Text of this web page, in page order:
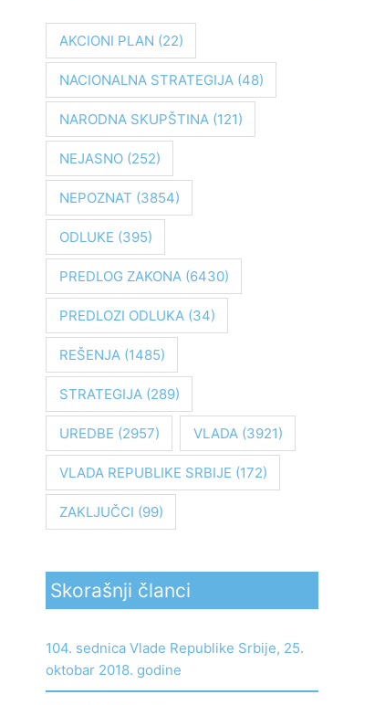
g
a
:
AKCIONI PLAN (22)
NACIONALNA STRATEGIJA(48)
NARODNA SKUPŠTINA(121)
NEJASNO(252)
NEPOZNAT (3854)
ODLUKE (395)
PREDLOG ZAKONA(6430)
PREDLOZI ODLUKA(34)
REŠENJA(1485)
STRATEGIJA(289)
UREDBE (2957) VLADA(3921)
VLADA REPUBLIKE SRBIJE (172)
ZAKLJUČCI (99)
Skorašnji članci
104. sednica Vlade Republike Srbije, 25.
oktobar 2018. godine